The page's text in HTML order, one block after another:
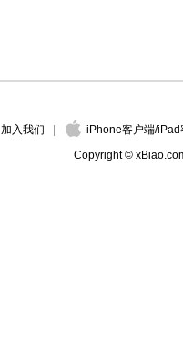
加入我们 iPhone客户端/iPad
Copyright ©